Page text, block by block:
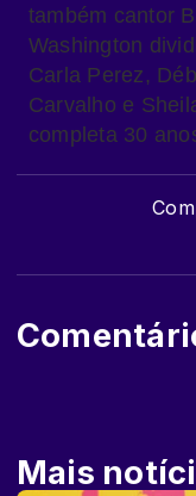
também cantor
Washington
Carla Perez,
Carvalho e
completa 30
Mais